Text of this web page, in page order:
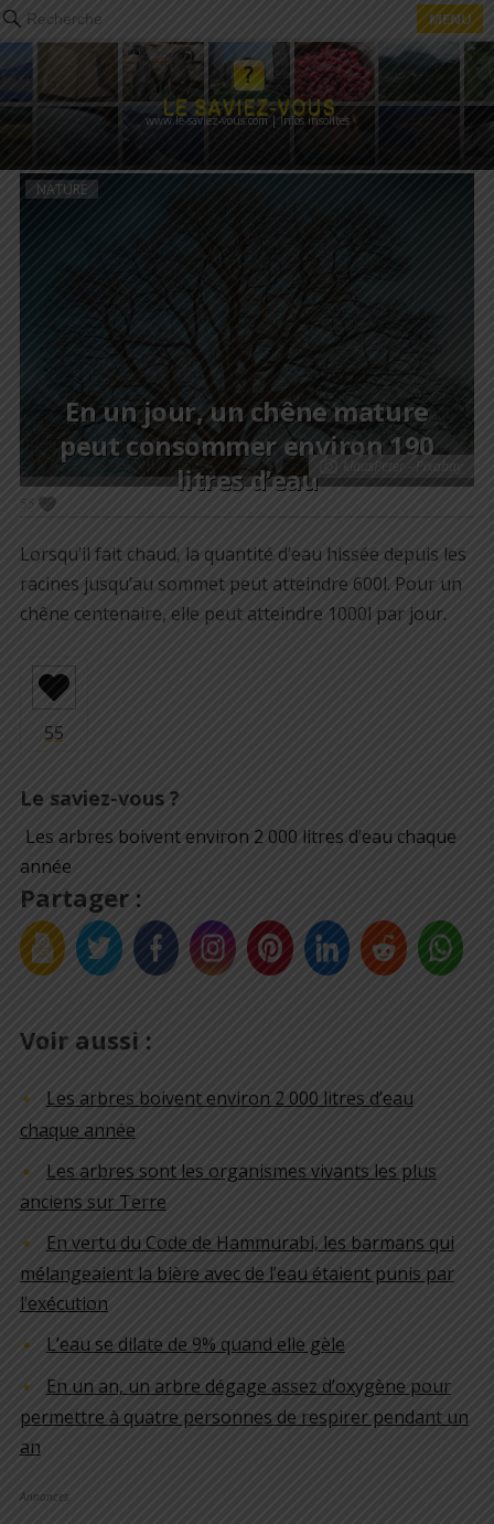
Recherche MENU
www.le-saviez-vous.com | Infos insolites
NATURE
En un jour, un chêne mature
peut consommer environ 190
litres d’eau
klausPeter - Pixabay
55
Lorsqu’il fait chaud, la quantité d’eau hissée depuis les
racines jusqu’au sommet peut atteindre 600l. Pour un
chêne centenaire, elle peut atteindre 1000l par jour.
Le saviez-vous ?
Les arbres boivent environ 2 000 litres d’eau chaque
année
Partager :
Voir aussi :
Les arbres boivent environ 2 000 litres d’eau
chaque année
Les arbres sont les organismes vivants les plus
anciens sur Terre
En vertu du Code de Hammurabi, les barmans qui
mélangeaient la bière avec de l’eau étaient punis par
l’exécution
L’eau se dilate de 9% quand elle gèle
En un an, un arbre dégage assez d’oxygène pour
permettre à quatre personnes de respirer pendant un
an
Annonces